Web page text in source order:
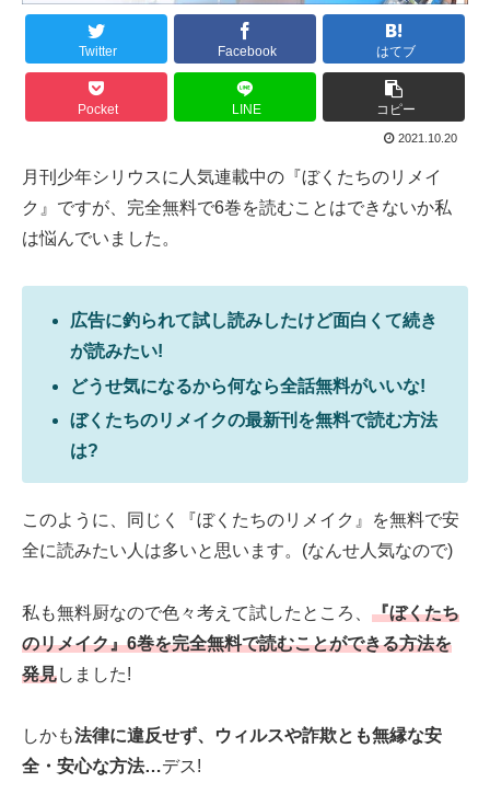
Twitter Facebook はてブ
Pocket LINE コピー
2021.10.20
月刊少年シリウスに人気連載中の『ぼくたちのリメイ
ク』ですが、完全無料で6巻を読むことはできないか私
は悩んでいました。
広告に釣られて試し読みしたけど面白くて続き
が読みたい!
どうせ気になるから何なら全話無料がいいな!
ぼくたちのリメイクの最新刊を無料で読む方法
は?
このように、同じく『ぼくたちのリメイク』を無料で安
全に読みたい人は多いと思います。(なんせ人気なので)
私も無料厨なので色々考えて試したところ、 『ぼくたち
のリメイク』6巻を完全無料で読むことができる方法を
発見しました!
しかも法律に違反せず、ウィルスや詐欺とも無縁な安
全・安心な方法…デス!